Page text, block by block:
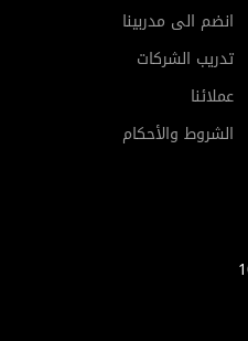
انضم الى مدربينا
تدريب الشركات
عملائنا
الشروط والأحكام